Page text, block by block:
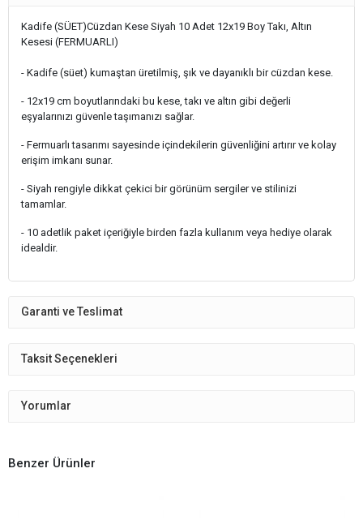
Kadife (SÜET)Cüzdan Kese Siyah 10 Adet 12x19 Boy Takı, Altın
Kesesi (FERMUARLI)
- Kadife (süet) kumaştan üretilmiş, şık ve dayanıklı bir cüzdan kese.
- 12x19 cm boyutlarındaki bu kese, takı ve altın gibi değerli
eşyalarınızı güvenle taşımanızı sağlar.
- Fermuarlı tasarımı sayesinde içindekilerin güvenliğini artırır ve kolay
erişim imkanı sunar.
- Siyah rengiyle dikkat çekici bir görünüm sergiler ve stilinizi
tamamlar.
- 10 adetlik paket içeriğiyle birden fazla kullanım veya hediye olarak
idealdir.
Garanti ve Teslimat
Taksit Seçenekleri
Yorumlar
Benzer Ürünler